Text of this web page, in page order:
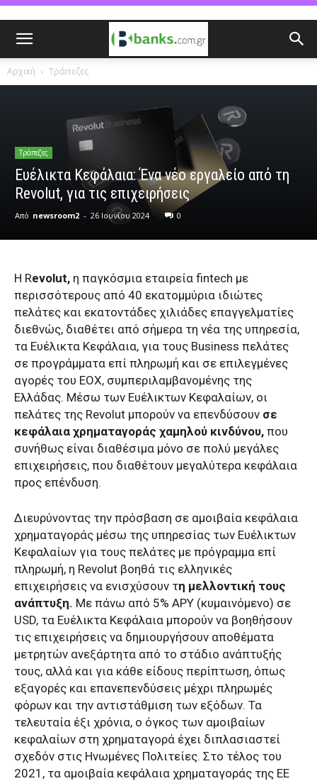
Αρχική Τράπεζες
Τράπεζες
Ευέλικτα Κεφάλαια: Ένα νέο εργαλείο από τη
Revolut, για τις επιχειρήσεις
Από newsroom2 - 26 Ιουνίου 2024 0
Η Revolut, η παγκόσμια εταιρεία fintech με
περισσότερους από 40 εκατομμύρια ιδιώτες
πελάτες και εκατοντάδες χιλιάδες επαγγελματίες
διεθνώς, διαθέτει από σήμερα τη νέα της υπηρεσία,
τα Ευέλικτα Κεφάλαια, για τους Business πελάτες
σε προγράμματα επί πληρωμή και σε επιλεγμένες
αγορές του ΕΟΧ, συμπεριλαμβανομένης της
Ελλάδας. Μέσω των Ευέλικτων Κεφαλαίων, οι
πελάτες της Revolut μπορούν να επενδύσουν σε
κεφάλαια χρηματαγοράς χαμηλού κινδύνου, που
συνήθως είναι διαθέσιμα μόνο σε πολύ μεγάλες
επιχειρήσεις, που διαθέτουν μεγαλύτερα κεφάλαια
προς επένδυση.
Διευρύνοντας την πρόσβαση σε αμοιβαία κεφάλαια
χρηματαγοράς μέσω της υπηρεσίας των Ευέλικτων
Κεφαλαίων για τους πελάτες με πρόγραμμα επί
πληρωμή, η Revolut βοηθά τις ελληνικές
επιχειρήσεις να ενισχύσουν τη μελλοντική τους
ανάπτυξη. Με πάνω από 5% APY (κυμαινόμενο) σε
USD, τα Ευέλικτα Κεφάλαια μπορούν να βοηθήσουν
τις επιχειρήσεις να δημιουργήσουν αποθέματα
μετρητών ανεξάρτητα από το στάδιο ανάπτυξής
τους, αλλά και για κάθε είδους περίπτωση, όπως
εξαγορές και επανεπενδύσεις μέχρι πληρωμές
φόρων και την αντιστάθμιση των εξόδων. Τα
τελευταία έξι χρόνια, ο όγκος των αμοιβαίων
κεφαλαίων στη χρηματαγορά έχει διπλασιαστεί
σχεδόν στις Ηνωμένες Πολιτείες. Στο τέλος του
2021, τα αμοιβαία κεφάλαια χρηματαγοράς της ΕΕ